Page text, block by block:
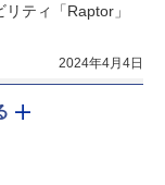
ティ「Raptor」
2024年4月4日